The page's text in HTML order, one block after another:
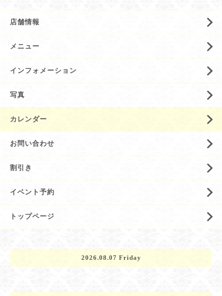
店舗情報
メニュー
インフォメーション
写真
カレンダー
お問い合わせ
割引き
イベント予約
トップページ
2026.08.07 Friday